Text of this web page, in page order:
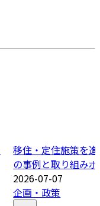
移住・定住施策を
の事例と取り組み
2026-07-07
企画・政策